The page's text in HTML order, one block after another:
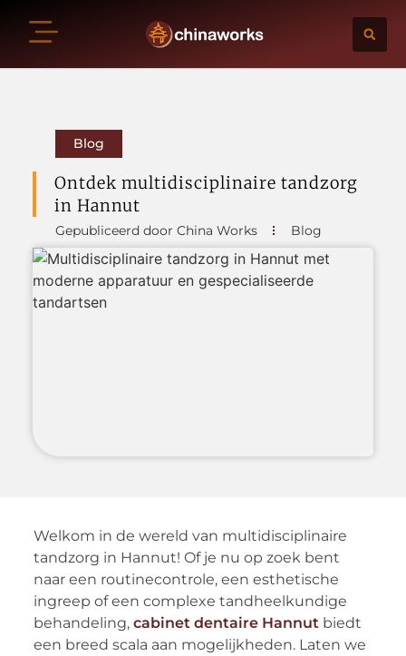
Blog
Ontdek multidisciplinaire tandzorg
in Hannut
Gepubliceerd door China Works Blog
Welkom in de wereld van multidisciplinaire
tandzorg in Hannut! Of je nu op zoek bent
naar een routinecontrole, een esthetische
ingreep of een complexe tandheelkundige
behandeling, cabinetdentaire Hannutbiedt
een breed scala aan mogelijkheden. Laten we